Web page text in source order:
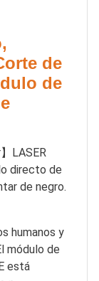
de
de
LASER
directo de
de negro.
humanos y
módulo de
está